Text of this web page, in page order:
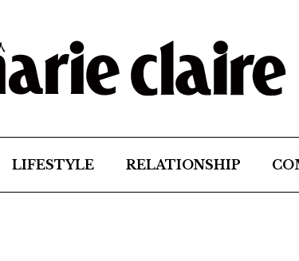
LIFESTYLE RELATIONSHIP